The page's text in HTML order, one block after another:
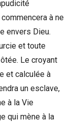
à ne
envers Dieu.
et toute
Le croyant
et calculée à
un esclave,
à la Vie
qui mène à la